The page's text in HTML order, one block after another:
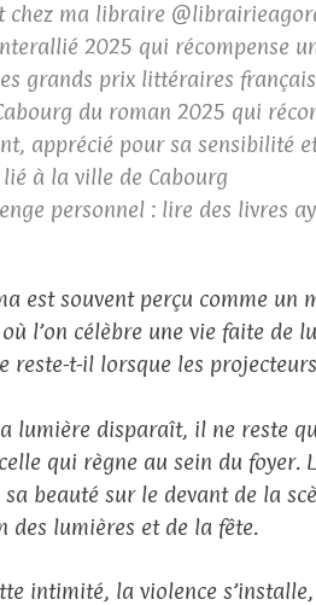
chez ma libraire
2025 qui récompense
grands prix littéraires
du roman 2025 qui
apprécié pour sa sensibilité
à la ville de Cabourg
personnel : lire des livres
est souvent perçu comme
l’on célèbre une vie faite de
reste-t-il lorsque les
lumière disparaît, il ne reste
qui règne au sein du foyer.
sa beauté sur le devant de la
des lumières et de la fête.
intimité, la violence